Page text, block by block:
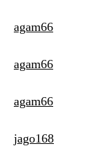
agam66
agam66
agam66
jago168